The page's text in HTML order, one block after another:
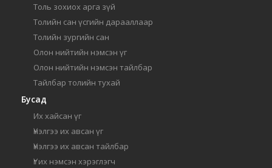
Толь зохиох арга зүй
Толийн сан үсгийн дарааллаар
Толийн зургийн сан
Олон нийтийн нэмсэн үг
Олон нийтийн нэмсэн тайлбар
Тайлбар толийн тухай
Бусад
Их хайсан үг
Үнэлгээ их авсан үг
Үнэлгээ их авсан тайлбар
Үг их нэмсэн хэрэглэгч